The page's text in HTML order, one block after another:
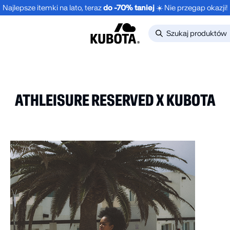
Najlepsze itemki na lato, terazdo -70% taniej ☀️ Nie przegap okazji!
-30%
zł
NOWOŚĆ
LONGSLEEVE
OVERSIZE STREET
EDGE GRANATOWY
UNISEX
149.99zł
ATHLEISURE RESERVED X KUBOTA